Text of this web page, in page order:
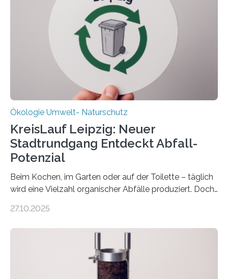
„DynaCom“: Die Deutsche Forschungsgemeinschaft
(DFG) fördert das Anfang 2019 gestartete
Forschungsprojekt an der Universität Oldenburg für
zwei weitere Jahre mit rund 1,2 Millionen Euro. „Wir
freuen uns sehr über…
Ökologie Umwelt- Naturschutz
KreisLauf Leipzig: Neuer
Stadtrundgang Entdeckt Abfall-
Potenzial
Beim Kochen, im Garten oder auf der Toilette – täglich
wird eine Vielzahl organischer Abfälle produziert. Doch
Potenzial nur dann entfalten können, wenn sie in
Veränderung der Wirtschaft wichtig ist, zeigt der vom
Deutschen Biomasseforschungszentrum und der
Stadtreinigung Leipzig konzipierte und am 24. Oktober
27.10.2025